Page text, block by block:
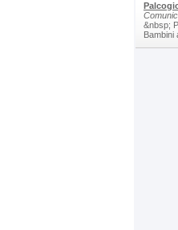
&nbsp;
Bambini